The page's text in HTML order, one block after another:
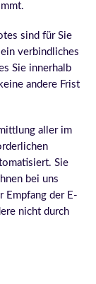
sind für Sie
verbindliches
Sie innerhalb
andere Frist
aller im
Sie
bei uns
Empfang der E-
nicht durch